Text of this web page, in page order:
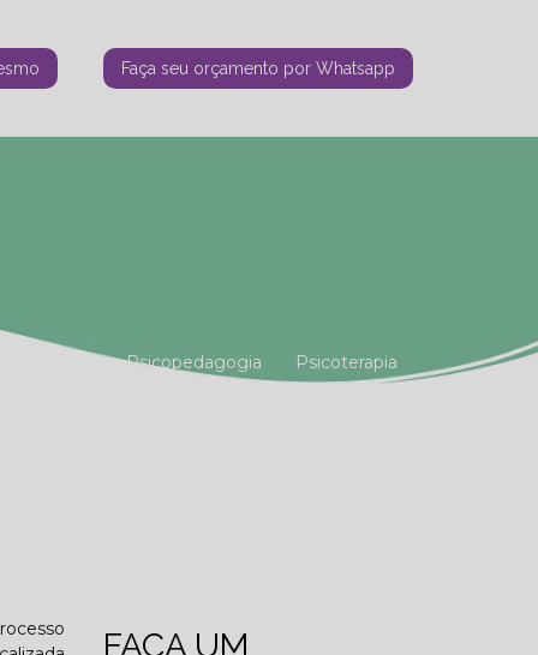
Faça seu orçamento por Whatsapp
Psicopedagogia Psicoterapia
FAÇA UM